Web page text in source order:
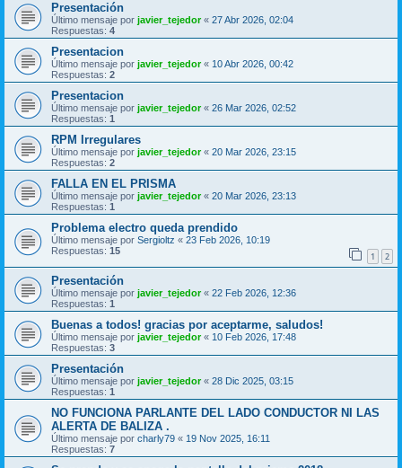
Presentación
Último mensaje por javier_tejedor« 27 Abr 2026, 02:04
Respuestas: 4
Presentacion
Último mensaje por javier_tejedor« 10 Abr 2026, 00:42
Respuestas: 2
Presentacion
Último mensaje por javier_tejedor« 26 Mar 2026, 02:52
Respuestas: 1
RPM Irregulares
Último mensaje por javier_tejedor« 20 Mar 2026, 23:15
Respuestas: 2
FALLA EN EL PRISMA
Último mensaje por javier_tejedor« 20 Mar 2026, 23:13
Respuestas: 1
Problema electro queda prendido
Último mensaje por Sergioltz « 23 Feb 2026, 10:19
Respuestas: 15 1 2
Presentación
Último mensaje por javier_tejedor« 22 Feb 2026, 12:36
Respuestas: 1
Buenas a todos! gracias por aceptarme, saludos!
Último mensaje por javier_tejedor« 10 Feb 2026, 17:48
Respuestas: 3
Presentación
Último mensaje por javier_tejedor« 28 Dic 2025, 03:15
Respuestas: 1
NO FUNCIONA PARLANTE DEL LADO CONDUCTOR NI LAS
ALERTA DE BALIZA .
Último mensaje por charly79 « 19 Nov 2025, 16:11
Respuestas: 7